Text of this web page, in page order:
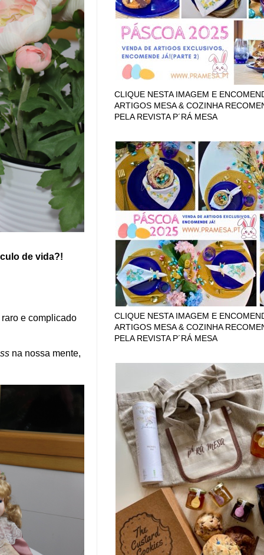
de vida?!
e complicado
na nossa mente,
CLIQUE NESTA IMAGEM E
ARTIGOS MESA & COZINHA
PELA REVISTA P´RÁ MESA
CLIQUE NESTA IMAGEM E
ARTIGOS MESA & COZINHA
PELA REVISTA P´RÁ MESA